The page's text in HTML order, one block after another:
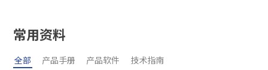
常用资料
全部 产品手册 产品软件 技术指南